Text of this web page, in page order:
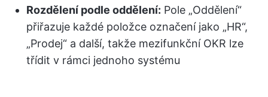
Rozdělení podle oddělení: Pole „Oddělení“
přiřazuje každé položce označení jako „HR“,
„Prodej“ a další, takže mezifunkční OKR lze
třídit v rámci jednoho systému